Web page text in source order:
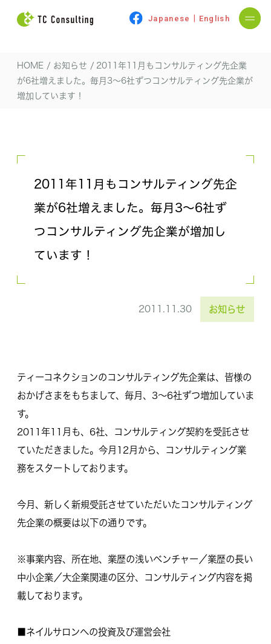
Japanese English
HOME / お知らせ / 2011年11月もコンサルティング先企業
が6社増えました。毎月3〜6社ずつコンサルティング先企業が
増加しています！
2011年11月もコンサルティング先企
業が6社増えました。毎月3〜6社ず
つコンサルティング先企業が増加し
ています！
2011.11.30 お知らせ
ティーコネクションのコンサルティング先企業は、皆様の
おかげさまをもちまして、毎月、3〜6社ずつ増加していま
す。
2011年11月も、6社、コンサルティング契約を受託させ
ていただきました。今月12月から、コンサルティング業
務をスタートしております。
今月、新しく新規受託させていただいたコンサルティング
先企業の概要は以下の通りです。
※事業内容、所在地、業歴の浅いベンチャー／業歴の長い
中小企業／大企業関連の区分、コンサルティング内容を掲
載しております。
■ネイルサロンへの投資及び運営会社